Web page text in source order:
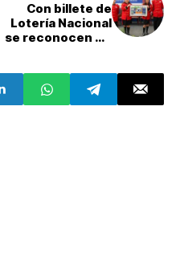
Con billete de
Lotería Nacional
se reconocen 70
Notariado
Mexicano